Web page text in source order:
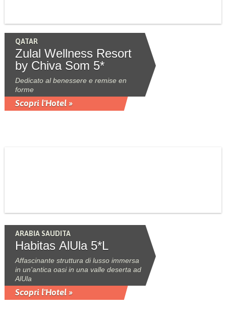
QATAR
Zulal Wellness Resort
by Chiva Som 5*
Dedicato al benessere e remise en
forme
Scopri l'Hotel »
ARABIA SAUDITA
Habitas AlUla 5*L
Affascinante struttura di lusso immersa
in un'antica oasi in una valle deserta ad
AlUla
Scopri l'Hotel »